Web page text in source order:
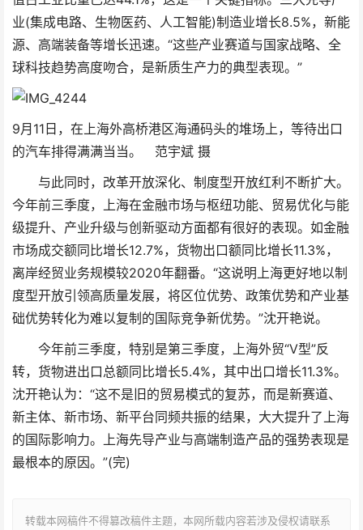
业(集成电路、生物医药、人工智能)制造业增长8.5%，新能
源、高端装备等增长迅速。“这些产业赛道与国家战略、全
球科技趋势高度吻合，是新质生产力的典型表现。”
9月11日，在上海外高桥港区海通码头的堆场上，等待出口
的汽车排得满满当当。 范宇斌 摄
与此同时，改革开放深化、制度型开放红利不断扩大。
今年前三季度，上海在金融市场与枢纽功能、贸易优化与能
级提升、产业升级与创新驱动方面都有很好的表现。如金融
市场成交额同比增长12.7%，货物出口额同比增长11.3%，
离岸经贸业务规模较2020年翻番。“这说明上海更好地以制
度型开放引领高质量发展，将区位优势、政策优势和产业基
础优势转化为难以复制的国际竞争新优势。”沈开艳说。
今年前三季度，特别是第三季度，上海外贸“V型”反
转，货物进出口总额同比增长5.4%，其中出口增长11.3%。
沈开艳认为：“这不是旧的贸易模式的复苏，而是新赛道、
新主体、新市场、新平台同频共振的结果，大大提升了上海
的国际影响力。上海先导产业与高端制造产品的强势表现是
最根本的原因。”(完)
转载本网稿件不得篡改稿件主题，本网所载内容若涉及侵权请联系